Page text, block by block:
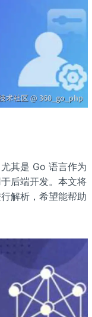
其是 Go 语言作为
后端开发。本文将
解析，希望能帮助